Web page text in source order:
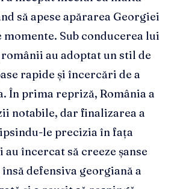
să apese apărarea Georgiei
Sub conducerea lui
au adoptat un stil de
rapide și încercări de a
În prima repriză, România a
notabile, dar finalizarea a
le precizia în fața
încercat să creeze șanse
defensiva georgiană a